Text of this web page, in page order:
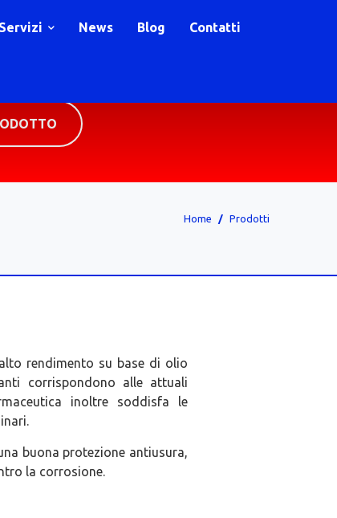
Servizi News Blog Contatti
Home Prodotti
rendimento su base di olio
corrispondono alle attuali
inoltre soddisfa le
buona protezione antiusura,
la corrosione.